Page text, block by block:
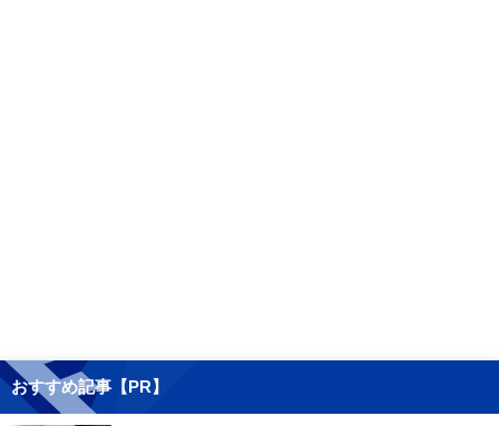
おすすめ記事【PR】